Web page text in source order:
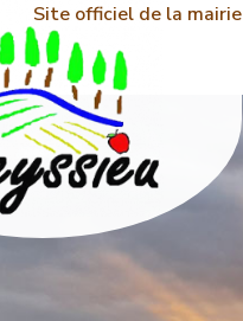
Site officiel de la mairie